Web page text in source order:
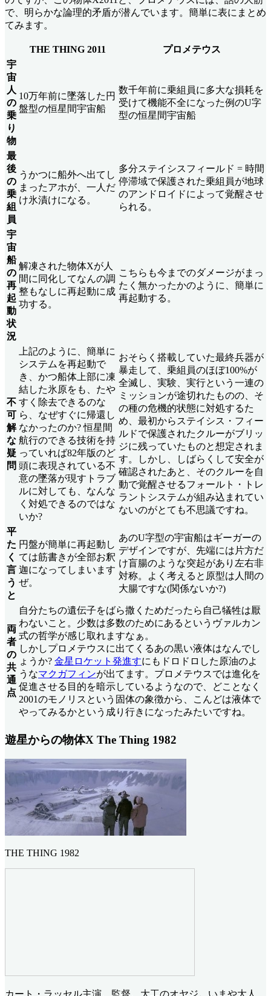
で、明らかな論理的矛盾が潜んでいます。簡単に表にまとめ
てみます。
THE THING 2011
プロメテウス
宇
宙
人
の
乗
り
物
10万年前に墜落した円
盤型の恒星間宇宙船
数千年前に乗組員に多大な損耗を
受けて機能不全になった例のU字
型の恒星間宇宙船
最
後
の
乗
組
員
うかつに船外へ出てし
まったアホが、一人だ
け氷漬けになる。
多分ステイシスフィールド = 時間
停滞域で保護された乗組員が地球
のアンドロイドによって覚醒させ
られる。
宇
宙
船
の
再
起
動
状
況
解凍された物体Xが人
間に同化してなんの調
整もなしに再起動に成
功する。
こちらも今までのダメージがまっ
たく無かったかのように、簡単に
再起動する。
不
可
解
な
疑
問
上記のように、簡単に
システムを再起動で
き、かつ船体上部に凍
結した氷原をも、たや
すく除去できるのな
ら、なぜすぐに帰還し
なかったのか? 恒星間
航行のできる技術を持
っていれば82年版のど
頭に表現されている不
意の墜落が現すトラブ
ルに対しても、なんな
く対処できるのではな
いか?
おそらく搭載していた最終兵器が
暴走して、乗組員のほぼ100%が
全滅し、実験、実行という一連の
ミッションが途切れたものの、そ
の種の危機的状態に対処するた
め、最初からステイシス・フィー
ルドで保護されたクルーがブリッ
ジに残っていたものと想定されま
す。しかし、しばらくして安全が
確認されたあと、そのクルーを自
動で覚醒させるフォールト・トレ
ラントシステムが組み込まれてい
ないのがとても不思議ですね。
平
た
く
言
う
と
円盤が簡単に再起動し
ては筋書きが全部お釈
迦になってしまいます
ぜ。
あのU字型の宇宙船はギーガーの
デザインですが、先端には片方だ
け盲腸のような突起があり左右非
対称。よく考えると原型は人間の
大腸ですな(関係ないか?)
両
者
の
共
通
点
自分たちの遺伝子をばら撒くためだったら自己犠牲は厭
わないこと。少数は多数のためにあるというヴァルカン
式の哲学が感じ取れますなぁ。
しかしプロメテウスに出てくるあの黒い液体はなんでし
ょうか? 金星ロケット発進すにもドロドロした原油のよ
うなマクガフィンが出てます。プロメテウスでは進化を
促進させる目的を暗示しているようなので、どことなく
2001のモノリスという固体の象徴から、こんどは液体で
やってみるかという成り行きになったみたいですね。
遊星からの物体X The Thing 1982
THE THING 1982